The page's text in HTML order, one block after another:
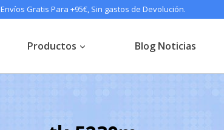
Envíos Gratis Para +95€, Sin gastos de Devolución.
Productos Blog Noticias